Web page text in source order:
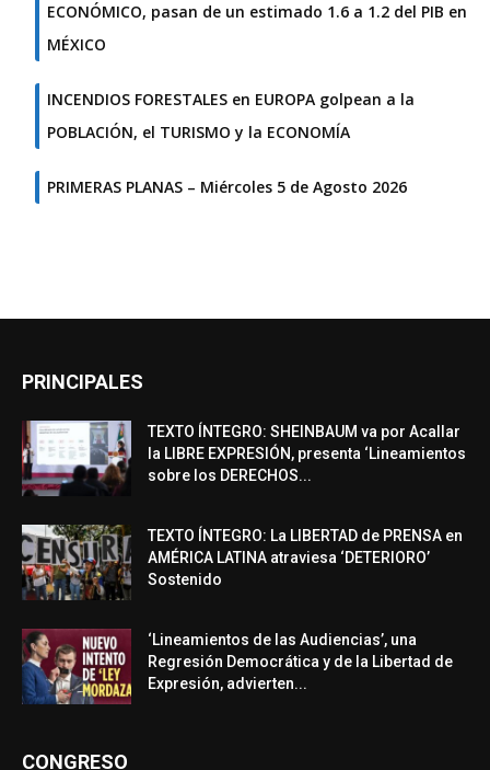
ECONÓMICO, pasan de un estimado 1.6 a 1.2 del PIB en
MÉXICO
INCENDIOS FORESTALES en EUROPA golpean a la
POBLACIÓN, el TURISMO y la ECONOMÍA
PRIMERAS PLANAS – Miércoles 5 de Agosto 2026
PRINCIPALES
TEXTO ÍNTEGRO: SHEINBAUM va por Acallar
la LIBRE EXPRESIÓN, presenta ‘Lineamientos
sobre los DERECHOS...
TEXTO ÍNTEGRO: La LIBERTAD de PRENSA en
AMÉRICA LATINA atraviesa ‘DETERIORO’
Sostenido
‘Lineamientos de las Audiencias’, una
Regresión Democrática y de la Libertad de
Expresión, advierten...
CONGRESO